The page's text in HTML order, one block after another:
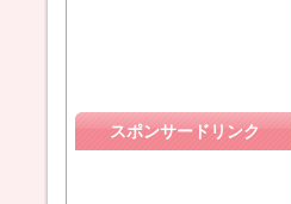
スポンサードリンク